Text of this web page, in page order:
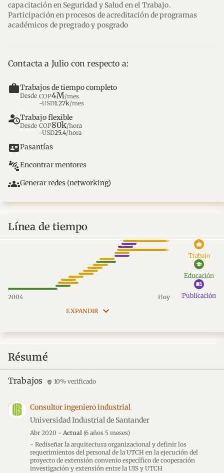
capacitación en Seguridad y Salud en el Trabajo.
Participación en procesos de acreditación de programas
académicos de pregrado y posgrado
Contacta a Julio con respecto a:
work Trabajos de tiempo completo
Desde COP4M/mes
~USD1.27k/mes
Trabajo flexible
Desde COP80k/hora
~USD25.4/hora
id_card Pasantías
connect_without_contact Encontrar mentores
groups Generar redes (networking)
Línea de tiempo
work
Trabajo
school
Educación
auto_stories
Publicación
2004
Hoy
EXPANDIR
keyboard_arrow_down
Résumé
Trabajos verified_user 10% verificado
Consultor ingeniero industrial
Universidad Industrial de Santander
Abr 2020 - Actual (6 años 5 meses)
- Rediseñar la arquitectura organizacional y definir los
requerimientos del personal de la UTCH en la ejecución del
proyecto de extensión convenio específico de cooperación
investigación y extensión entre la UIS y UTCH